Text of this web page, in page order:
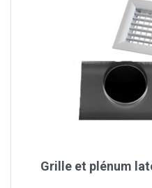
Grille et plénum